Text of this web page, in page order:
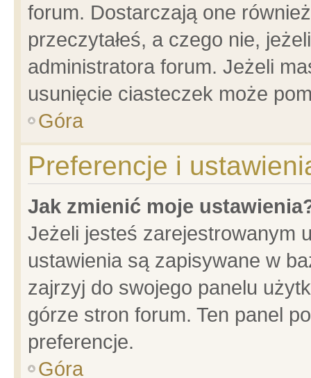
forum. Dostarczają one
przeczytałeś, a czego nie,
administratora forum. Jeżeli
usunięcie ciasteczek może
Góra
Preferencje i
Jak zmienić moje
Jeżeli jesteś zarejestrowanym
ustawienia są zapisywane w
zajrzyj do swojego panelu
górze stron forum. Ten panel
preferencje.
Góra